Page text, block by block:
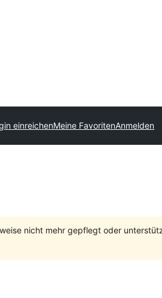
einreichenMeine FavoritenAnmelden
nicht mehr gepflegt oder